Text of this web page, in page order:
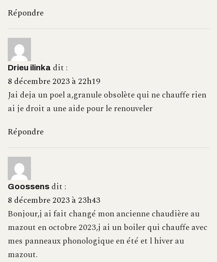
Répondre
Drieu ilinka dit :
8 décembre 2023 à 22h19
Jai deja un poel a,granule obsolète qui ne chauffe rien
ai je droit a une aide pour le renouveler
Répondre
Goossens dit :
8 décembre 2023 à 23h43
Bonjour,j ai fait changé mon ancienne chaudière au
mazout en octobre 2023,j ai un boiler qui chauffe avec
mes panneaux phonologique en été et l hiver au
mazout.